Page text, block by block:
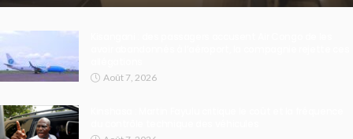
Août 7, 2026